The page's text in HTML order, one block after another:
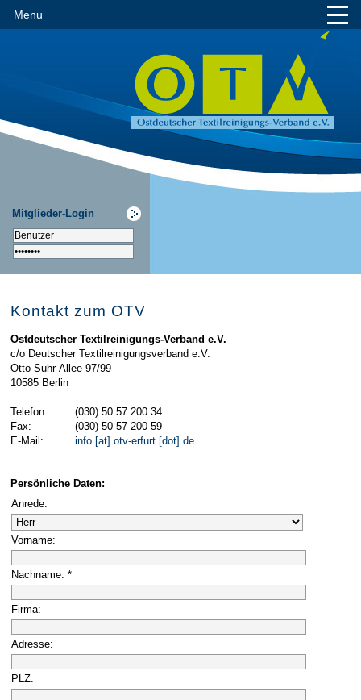
Menu
Mitglieder-Login
Kontakt zum OTV
Ostdeutscher Textilreinigungs-Verband e.V.
c/o Deutscher Textilreinigungsverband e.V.
Otto-Suhr-Allee 97/99
10585 Berlin
Telefon:
(030) 50 57 200 34
Fax:
(030) 50 57 200 59
E-Mail:
info [at] otv-erfurt [dot] de
Persönliche Daten:
Anrede:
Vorname:
Nachname: *
Firma:
Adresse:
PLZ: